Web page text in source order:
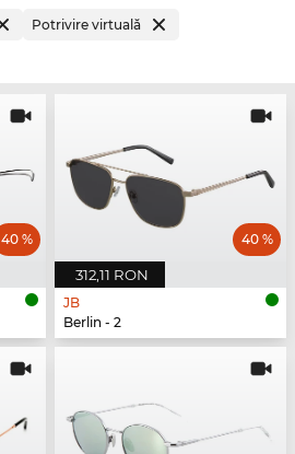
Potrivire virtuală
40 %
312,11 RON
40 %
JB
Berlin - 2